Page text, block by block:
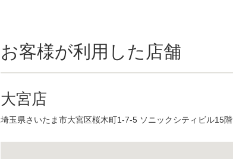
お客様が利用した店舗
大宮店
埼玉県さいたま市大宮区桜木町1-7-5 ソニックシティビル15階